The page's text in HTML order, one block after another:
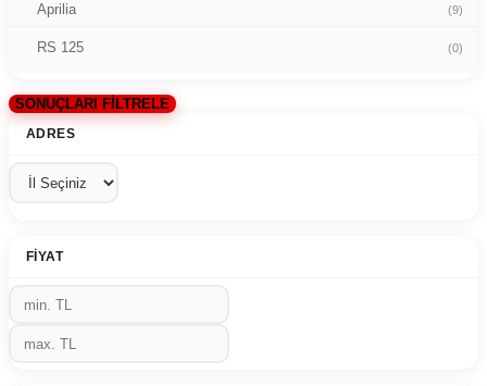
Aprilia (9)
RS 125 (0)
SONUÇLARI FİLTRELE
ADRES
FIYAT